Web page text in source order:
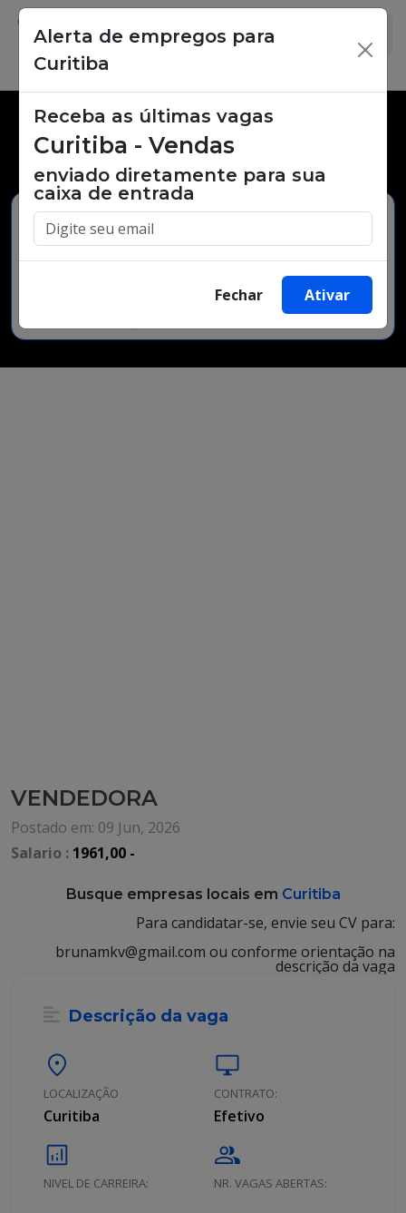
Vagas de emprego,
oportunidades de trabalho.
Buscar Vagas
VENDEDORA
Postado em: 09 Jun, 2026
Salario : 1961,00 -
Busque empresas locais em Curitiba
Para candidatar-se, envie seu CV para:
brunamkv@gmail.com ou conforme orientação na
descrição da vaga
Descrição da vaga
location_on
LOCALIZAÇÃO
Curitiba
desktop_windows
CONTRATO:
Efetivo
analytics
NIVEL DE CARREIRA:
group
NR. VAGAS ABERTAS:
Alerta de empregos para
Curitiba
×
Receba as últimas vagas
Curitiba - Vendas
enviado diretamente para sua
caixa de entrada
Fechar Ativar